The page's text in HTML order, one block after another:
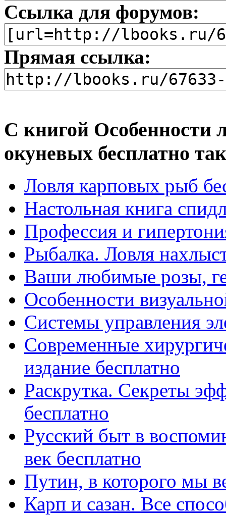
Ссылка для форумов:
Прямая ссылка:
С книгой Особенности
окуневых бесплатно
Ловля карповых рыб
Настольная книга
Профессия и
Рыбалка. Ловля
Ваши любимые розы,
Особенности
Системы управления
Современные
издание бесплатно
Раскрутка. Секреты
бесплатно
Русский быт в
век бесплатно
Путин, в которого мы
Карп и сазан. Все